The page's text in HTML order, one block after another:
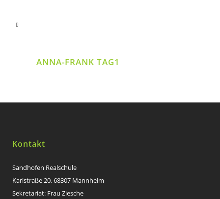
ANNA-FRANK TAG1
Kontakt
Sandhofen Realschule
Karlstraße 20, 68307 Mannheim
Sekretariat: Frau Ziesche